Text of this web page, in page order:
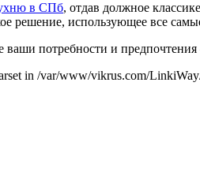
в СПб, отдав должное
решение, использующее все
ваши потребности и
in /var/www/vikrus.com/